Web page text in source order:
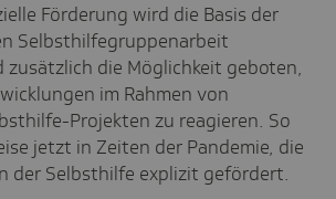
Förderung wird die Basis der
Selbsthilfegruppenarbeit
zusätzlich die Möglichkeit geboten,
im Rahmen von
Projekten zu reagieren. So
jetzt in Zeiten der Pandemie, die
der Selbsthilfe explizit gefördert.